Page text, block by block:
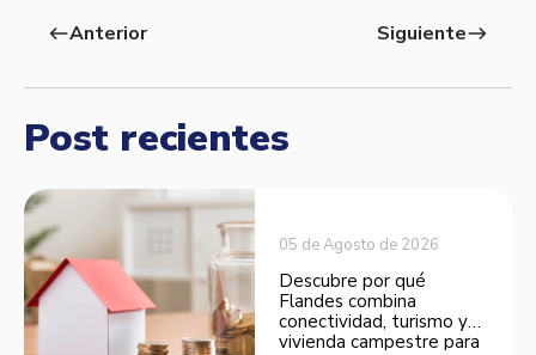
westAnterior Siguienteeast
Post recientes
05 de Agosto de 2026
Descubre por qué
Flandes combina
conectividad, turismo y
vivienda campestre para